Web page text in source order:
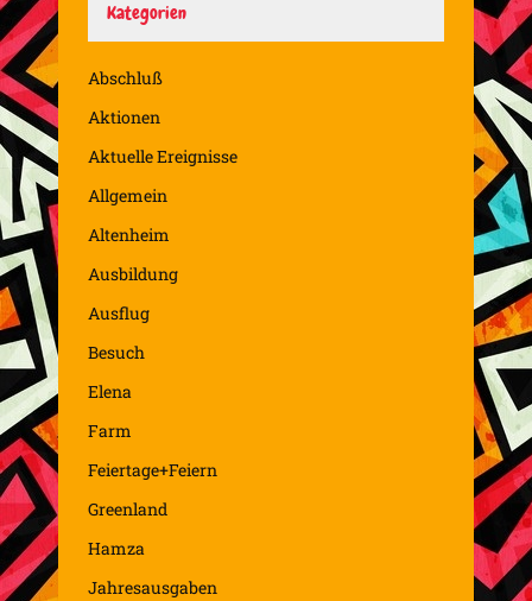
Kategorien
Abschluß
Aktionen
Aktuelle Ereignisse
Allgemein
Altenheim
Ausbildung
Ausflug
Besuch
Elena
Farm
Feiertage+Feiern
Greenland
Hamza
Jahresausgaben